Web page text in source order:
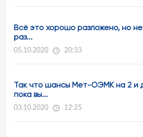
Всё это хорошо разложено, но
раз...
05.10.2020 20:33
Так что шансы Мет-ОЭМК на 2 и
пока вы...
03.10.2020 12:25